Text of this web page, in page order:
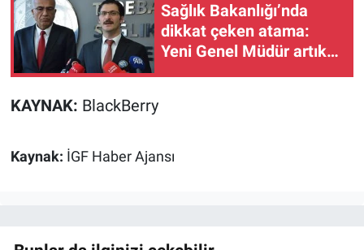
Sağlık Bakanlığı’nda
dikkat çeken atama:
Yeni Genel Müdür artık
KAYNAK: BlackBerry
Kaynak: İGF Haber Ajansı